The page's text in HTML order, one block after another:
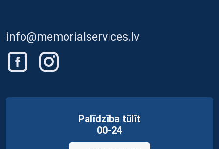
info@memorialservices.lv
Palīdzība tūlīt
00-24